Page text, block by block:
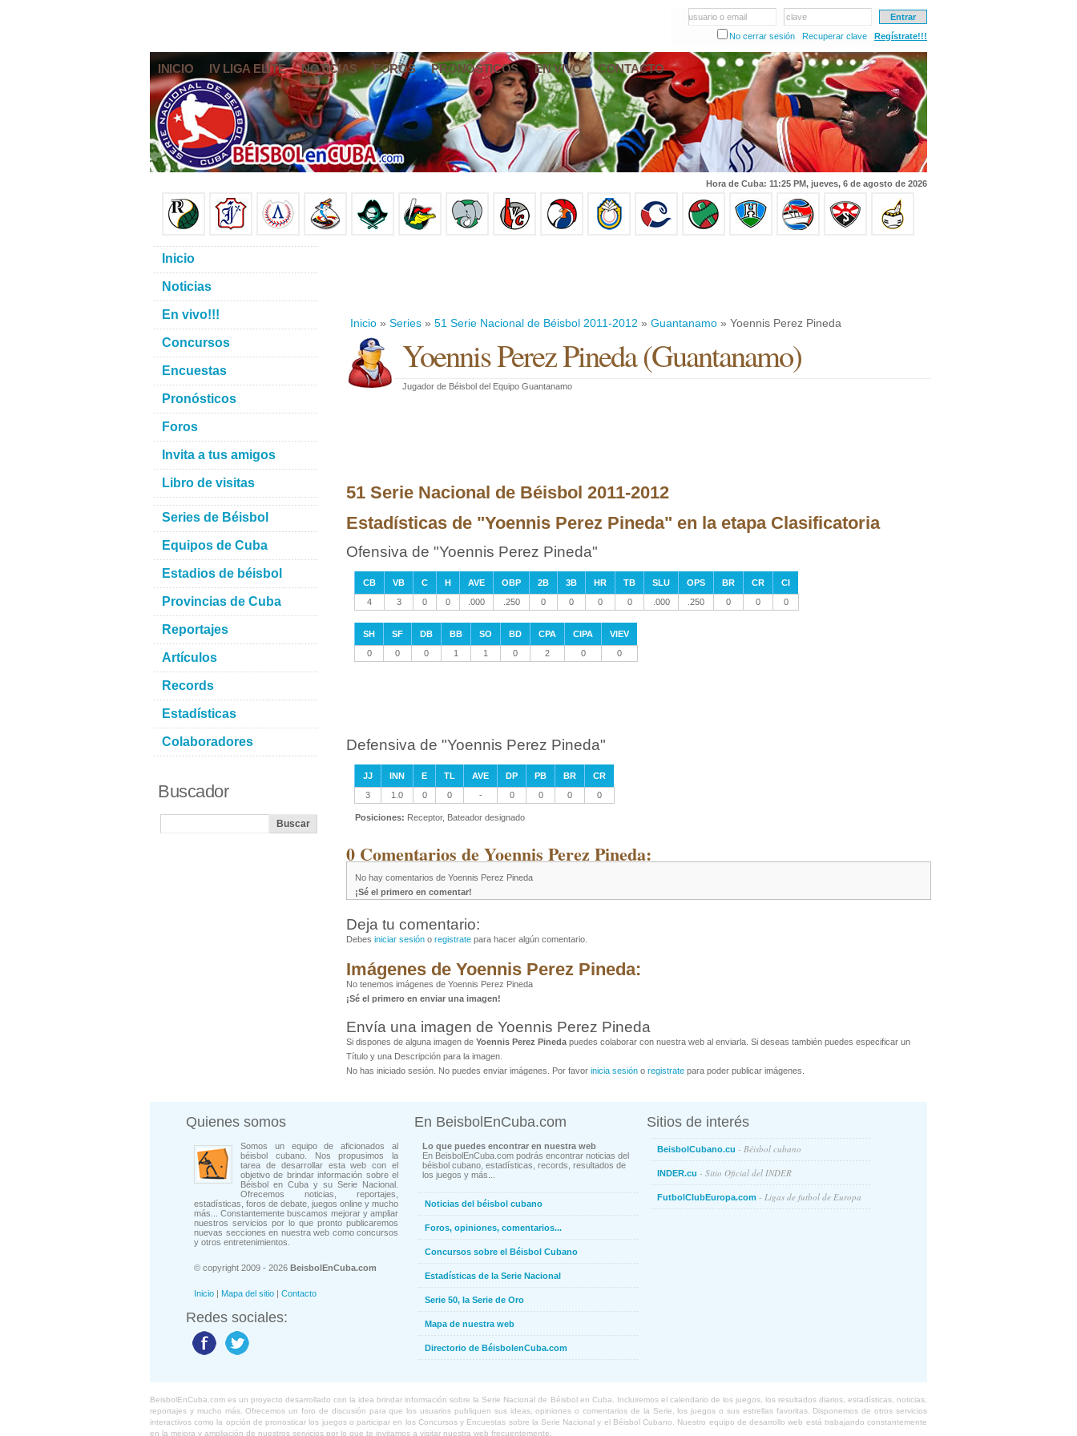
usuario o email
clave
No cerrar sesión
Recuperar clave Regístrate!!!
INICIO IV LIGA ELITE NOTICIAS FOROS PRONÓSTICOS EN VIVO CONTACTO
Hora de Cuba: 11:25 PM, jueves, 6 de agosto de 2026
Inicio » Series » 51 Serie Nacional de Béisbol 2011-2012 » Guantanamo » Yoennis Perez Pineda
Yoennis Perez Pineda(Guantanamo)
Jugador de Béisbol del Equipo Guantanamo
51 Serie Nacional de Béisbol 2011-2012
Estadísticas de "Yoennis Perez Pineda" en la etapa Clasificatoria
Ofensiva de "Yoennis Perez Pineda"
CB VB C H AVE OBP 2B 3B HR TB SLU OPS BR CR
CI
4
3 0 0 .000 .250 0 0 0 0 .000 .250 0 0 0
SH SF DB BB SO BD CPA CIPA
VIEV
0
0 0 1 1 0 2 0 0
Defensiva de "Yoennis Perez Pineda"
JJ INN E TL AVE DP PB BR
CR
3
1.0 0 0 - 0 0 0 0
Posiciones: Receptor, Bateador designado
0 Comentarios de Yoennis Perez Pineda:
No hay comentarios de Yoennis Perez Pineda
¡Sé el primero en comentar!
Deja tu comentario:
Debes iniciar sesión o registrate para hacer algún comentario.
Imágenes de Yoennis Perez Pineda:
No tenemos imágenes de Yoennis Perez Pineda
¡Sé el primero en enviar una imagen!
Envía una imagen de Yoennis Perez Pineda
Si dispones de alguna imagen de Yoennis Perez Pineda puedes colaborar con nuestra web al enviarla. Si deseas también puedes especificar un
Título y una Descripción para la imagen.
No has iniciado sesión. No puedes enviar imágenes. Por favor inicia sesión o registrate para poder publicar imágenes.
Inicio
Noticias
En vivo!!!
Concursos
Encuestas
Pronósticos
Foros
Invita a tus amigos
Libro de visitas
Series de Béisbol
Equipos de Cuba
Estadios de béisbol
Provincias de Cuba
Reportajes
Artículos
Records
Estadísticas
Colaboradores
Buscador
Quienes somos
Somos un equipo de aficionados al
béisbol cubano. Nos propusimos la
tarea de desarrollar esta web con el
objetivo de brindar información sobre el
Béisbol en Cuba y su Serie Nacional.
Ofrecemos noticias, reportajes,
estadísticas, foros de debate, juegos online y mucho
más... Constantemente buscamos mejorar y ampliar
nuestros servicios por lo que pronto publicaremos
nuevas secciones en nuestra web como concursos
y otros entretenimientos.
© copyright 2009 - 2026 BeisbolEnCuba.com
Inicio | Mapa del sitio | Contacto
Redes sociales:
En BeisbolEnCuba.com
Lo que puedes encontrar en nuestra web
En BeisbolEnCuba.com podrás encontrar noticias del
béisbol cubano, estadísticas, records, resultados de
los juegos y más...
Noticias del béisbol cubano
Foros, opiniones, comentarios...
Concursos sobre el Béisbol Cubano
Estadísticas de la Serie Nacional
Serie 50, la Serie de Oro
Mapa de nuestra web
Directorio de BéisbolenCuba.com
Sitios de interés
BeisbolCubano.cu - Béisbol cubano
INDER.cu - Sitio Oficial del INDER
FutbolClubEuropa.com - Ligas de futbol de Europa
BeisbolEnCuba.com es un proyecto desarrollado con la idea brindar información sobre la Serie Nacional de Béisbol en Cuba. Incluiremos el calendario de los juegos, los resultados diarios, estadísticas, noticias,
reportajes y mucho más. Ofrecemos un foro de discusión para que los usuarios publiquen sus ideas, opiniones o comentarios de la Serie, los juegos o sus estrellas favoritas. Disponemos de otros servicios
interactivos como la opción de pronosticar los juegos o participar en los Concursos y Encuestas sobre la Serie Nacional y el Béisbol Cubano. Nuestro equipo de desarrollo web está trabajando constantemente
en la mejora y ampliación de nuestros servicios por lo que te invitamos a visitar nuestra web frecuentemente.